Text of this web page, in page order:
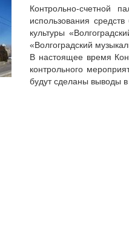
Контрольно-счетной
использования
культуры
«Волгоградский
В настоящее время
контрольного
будут сделаны выводы